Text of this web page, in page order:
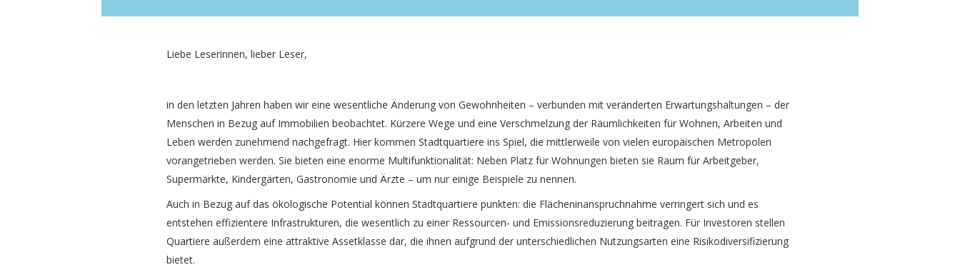
Liebe Leserinnen, lieber Leser,
in den letzten Jahren haben wir eine wesentliche Änderung von Gewohnheiten – verbunden mit veränderten Erwartungshaltungen – der
Menschen in Bezug auf Immobilien beobachtet. Kürzere Wege und eine Verschmelzung der Räumlichkeiten für Wohnen, Arbeiten und
Leben werden zunehmend nachgefragt. Hier kommen Stadtquartiere ins Spiel, die mittlerweile von vielen europäischen Metropolen
vorangetrieben werden. Sie bieten eine enorme Multifunktionalität: Neben Platz für Wohnungen bieten sie Raum für Arbeitgeber,
Supermärkte, Kindergärten, Gastronomie und Ärzte – um nur einige Beispiele zu nennen.
Auch in Bezug auf das ökologische Potential können Stadtquartiere punkten: die Flächeninanspruchnahme verringert sich und es
entstehen effizientere Infrastrukturen, die wesentlich zu einer Ressourcen- und Emissionsreduzierung beitragen. Für Investoren stellen
Quartiere außerdem eine attraktive Assetklasse dar, die ihnen aufgrund der unterschiedlichen Nutzungsarten eine Risikodiversifizierung
bietet.